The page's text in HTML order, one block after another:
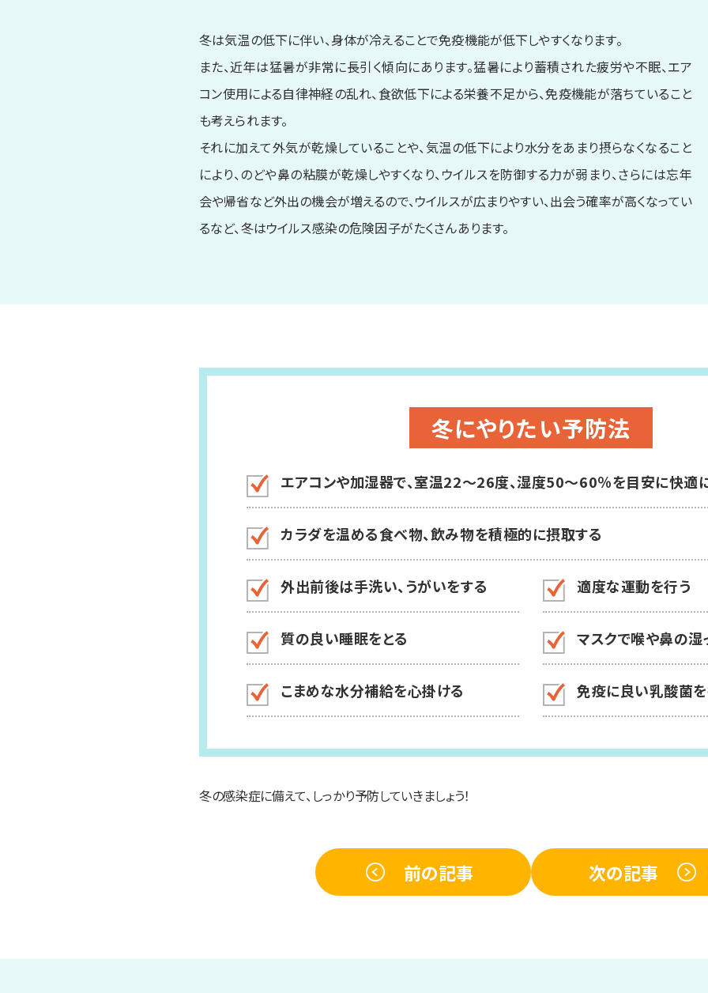
冬は気温の低下に伴い、身体が冷えることで免疫機能が低下しやすくなります。
また、近年は猛暑が非常に長引く傾向にあります。猛暑により蓄積された疲労や不眠、エア
コン使用による自律神経の乱れ、食欲低下による栄養不足から、免疫機能が落ちていること
も考えられます。
それに加えて外気が乾燥していることや、気温の低下により水分をあまり摂らなくなること
により、のどや鼻の粘膜が乾燥しやすくなり、ウイルスを防御する力が弱まり、さらには忘年
会や帰省など外出の機会が増えるので、ウイルスが広まりやすい、出会う確率が高くなってい
るなど、冬はウイルス感染の危険因子がたくさんあります。
冬にやりたい予防法
エアコンや加湿器で、室温22～26度、湿度50～60％を目安に快適
カラダを温める食べ物、飲み物を積極的に摂取する
外出前後は手洗い、 うがいをする 適度な運動を行う
質の良い睡眠をとる マスクで喉や鼻の湿
こまめな水分補給を心掛ける 免疫に良い乳酸菌
冬の感染症に備えて、しっかり予防していきましょう！
前の記事 次の記事